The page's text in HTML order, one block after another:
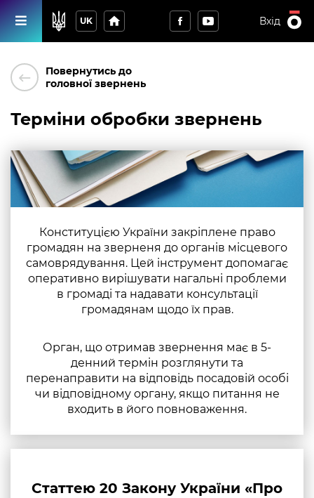
UK home Вхід
keyboard_backspace
Повернутись до
головної звернень
Терміни обробки звернень
Конституцією України закріплене право
громадян на зверненя до органів місцевого
самоврядування. Цей інструмент допомагає
оперативно вирішувати нагальні проблеми
в громаді та надавати консультації
громадянам щодо їх прав.
Орган, що отримав звернення має в 5-
денний термін розглянути та
перенаправити на відповідь посадовій особі
чи відповідному органу, якщо питання не
входить в його повноваження.
Статтею 20 Закону України «Про